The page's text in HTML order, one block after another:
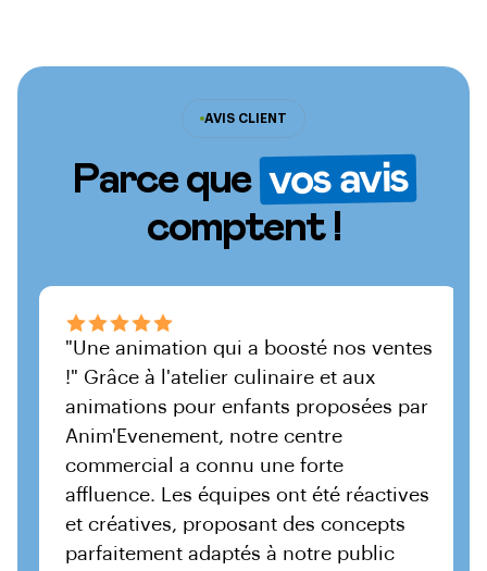
AVIS CLIENT
Parce que vos avis
comptent !
"Une animation qui a boosté nos ventes
!" Grâce à l'atelier culinaire et aux
animations pour enfants proposées par
Anim'Evenement, notre centre
commercial a connu une forte
affluence. Les équipes ont été réactives
et créatives, proposant des concepts
parfaitement adaptés à notre public